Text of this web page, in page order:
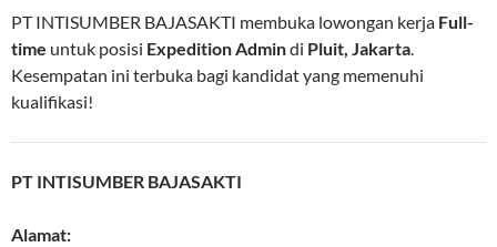
PT INTISUMBER BAJASAKTI membuka lowongan kerja Full-
time untuk posisi Expedition Admindi Pluit, Jakarta.
Kesempatan ini terbuka bagi kandidat yang memenuhi
kualifikasi!
PT INTISUMBER BAJASAKTI
Alamat: